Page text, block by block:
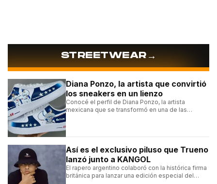
STREETWEAR→
Diana Ponzo, la artista que convirtió
los sneakers en un lienzo
Conocé el perfil de Diana Ponzo, la artista
mexicana que se transformó en una de las
Así es el exclusivo piluso que Trueno
lanzó junto a KANGOL
El rapero argentino colaboró con la histórica firma
británica para lanzar una edición especial del